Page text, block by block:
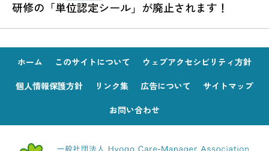
研修の「単位認定シール」が廃止されます！
ホーム このサイトについて ウェブアクセシビリティ方針
個人情報保護方針 リンク集 広告について サイトマップ
お問い合わせ